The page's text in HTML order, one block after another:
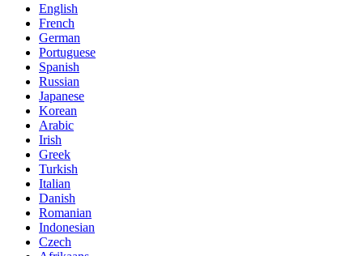
English
French
German
Portuguese
Spanish
Russian
Japanese
Korean
Arabic
Irish
Greek
Turkish
Italian
Danish
Romanian
Indonesian
Czech